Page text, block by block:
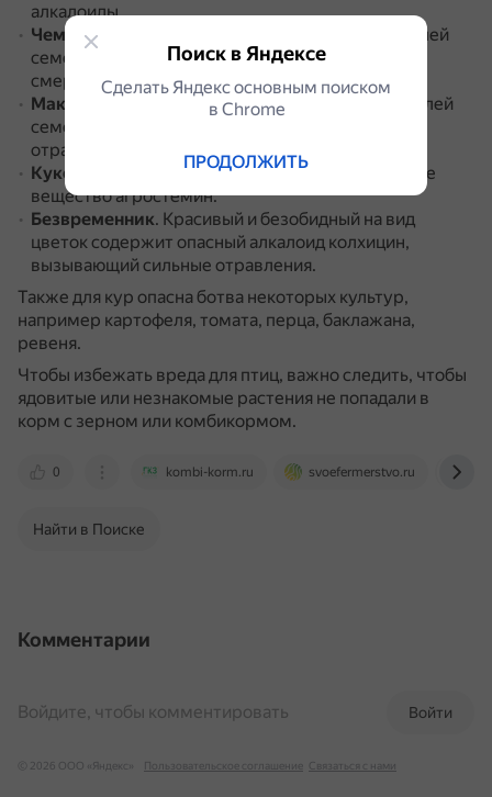
алкалоиды.
Чемерица и нарцисс
Листья этих представителей
семейства лилейных ядовиты и вызывают
смертельное отравление.
Мак и чистотел
Млечный сок этих представителей
семейства маковых ядовит и вызывает сильные
отравления у домашних птиц.
Куколь
Сорное растение, содержащее ядовитое
вещество агростемин.
Безвременник. Красивый и безобидный на вид
цветок содержит опасный алкалоид колхицин,
вызывающий сильные отравления.
Также для кур опасна ботва некоторых культур,
например картофеля, томата, перца, баклажана,
ревеня.
Чтобы избежать вреда для птиц, важно следить, чтобы
ядовитые или незнакомые растения не попадали в
корм с зерном или комбикормом.
0 kombi-korm.ru svoefermerstvo.ru
Найти в Поиске
Комментарии
Войти
Войдите, чтобы комментировать
© 2026 ООО «Яндекс» Пользовательское соглашение Связаться с нами
Поиск в Яндексе
Сделать Яндекс основным поиском
в Сhrome
ПРОДОЛЖИТЬ